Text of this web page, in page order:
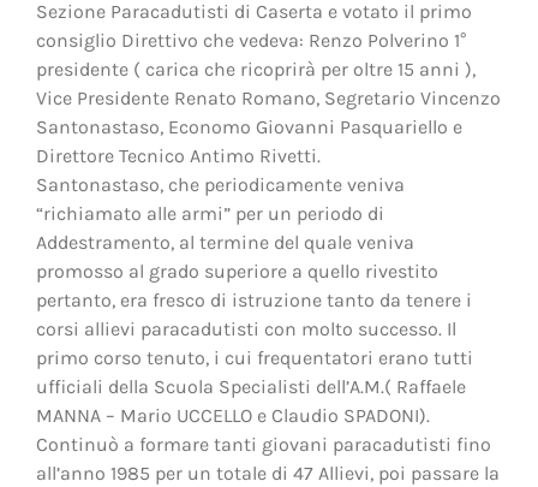
Sezione Paracadutisti di Caserta e votato il primo
consiglio Direttivo che vedeva: Renzo Polverino 1°
presidente ( carica che ricoprirà per oltre 15 anni ),
Vice Presidente Renato Romano, Segretario Vincenzo
Santonastaso, Economo Giovanni Pasquariello e
Direttore Tecnico Antimo Rivetti.
Santonastaso, che periodicamente veniva
“richiamato alle armi” per un periodo di
Addestramento, al termine del quale veniva
promosso al grado superiore a quello rivestito
pertanto, era fresco di istruzione tanto da tenere i
corsi allievi paracadutisti con molto successo. Il
primo corso tenuto, i cui frequentatori erano tutti
ufficiali della Scuola Specialisti dell’A.M.( Raffaele
MANNA – Mario UCCELLO e Claudio SPADONI).
Continuò a formare tanti giovani paracadutisti fino
all’anno 1985 per un totale di 47 Allievi, poi passare la